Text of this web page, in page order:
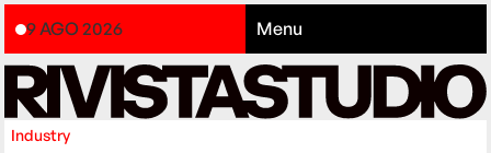
9 AGO 2026 Menu
Industry